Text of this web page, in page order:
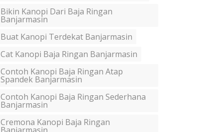
Bikin Kanopi Dari Baja Ringan
Banjarmasin
Buat Kanopi Terdekat Banjarmasin
Cat Kanopi Baja Ringan Banjarmasin
Contoh Kanopi Baja Ringan Atap
Spandek Banjarmasin
Contoh Kanopi Baja Ringan Sederhana
Banjarmasin
Cremona Kanopi Baja Ringan